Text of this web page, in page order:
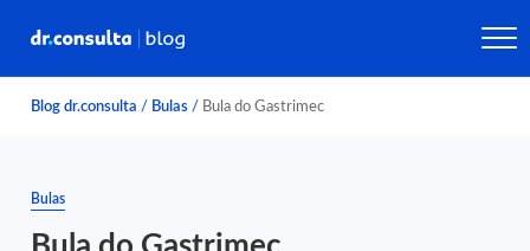
Blog dr.consulta / Bulas / Bula do Gastrimec
Bulas